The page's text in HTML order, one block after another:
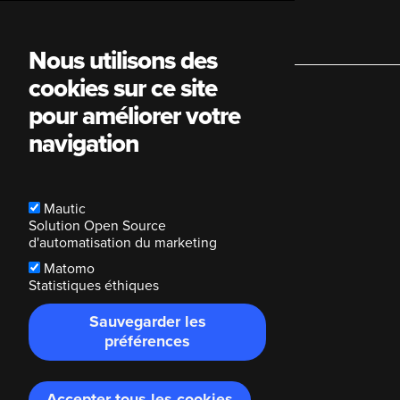
Main
navigation
Nous utilisons des
cookies sur ce site
pour améliorer votre
navigation
Mautic
Solution Open Source
d'automatisation du marketing
Matomo
Statistiques éthiques
Sauvegarder les
préférences